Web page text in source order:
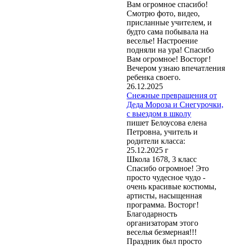
Вам огромное спасибо!
Смотрю фото, видео,
присланные учителем, и
будто сама побывала на
веселье! Настроение
подняли на ура! Спасибо
Вам огромное! Восторг!
Вечером узнаю впечатления
ребенка своего.
26.12.2025
Снежные превращения от
Деда Мороза и Снегурочки,
с выездом в школу
пишет Белоусова елена
Петровна, учитель и
родители класса:
25.12.2025 г
Школа 1678, 3 класс
Спасибо огромное! Это
просто чудесное чудо -
очень красивые костюмы,
артисты, насыщенная
программа. Восторг!
Благодарность
организаторам этого
веселья безмерная!!!
Праздник был просто